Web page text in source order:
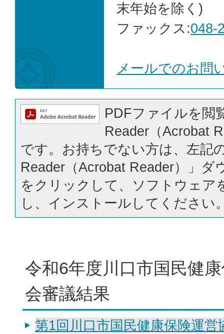
末年始を除く)
ファックス:048-
メールでのお問
PDFファイルを閲
Reader（Acrobat
です。お持ちでない方は、左記
Reader（Acrobat Reader）」ダ
をクリックして、ソフトウェア
し、インストールしてください
令和6年度川口市国民健
会審議結果
第1回川口市国民健康保険運営